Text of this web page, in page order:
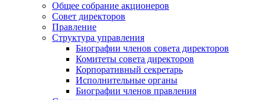
Общее собрание акционеров
Совет директоров
Правление
Структура управления
Биографии членов совета директоров
Комитеты совета директоров
Корпоративный секретарь
Исполнительные органы
Биографии членов правления